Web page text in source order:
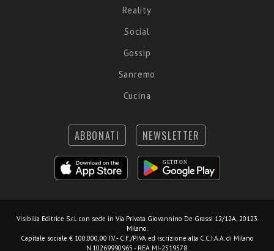
Reality
Social
Gossip
Sanremo
Cucina
ABBONATI NEWSLETTER
Visibilia Editrice S.r.l. con sede in Via Privata Giovannino De Grassi 12/12A, 20123
Milano.
Capitale sociale € 100.000,00 I.V. - C.F./P.IVA ed iscrizione alla C.C.I.A.A. di Milano
N.10269990965 - REA MI-2519578.